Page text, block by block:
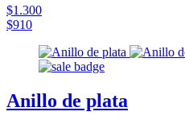
$1.300
$910
Anillo de plata